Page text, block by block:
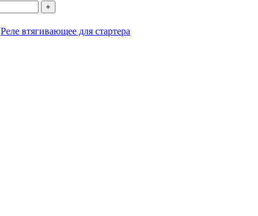
Реле втягивающее для стартера